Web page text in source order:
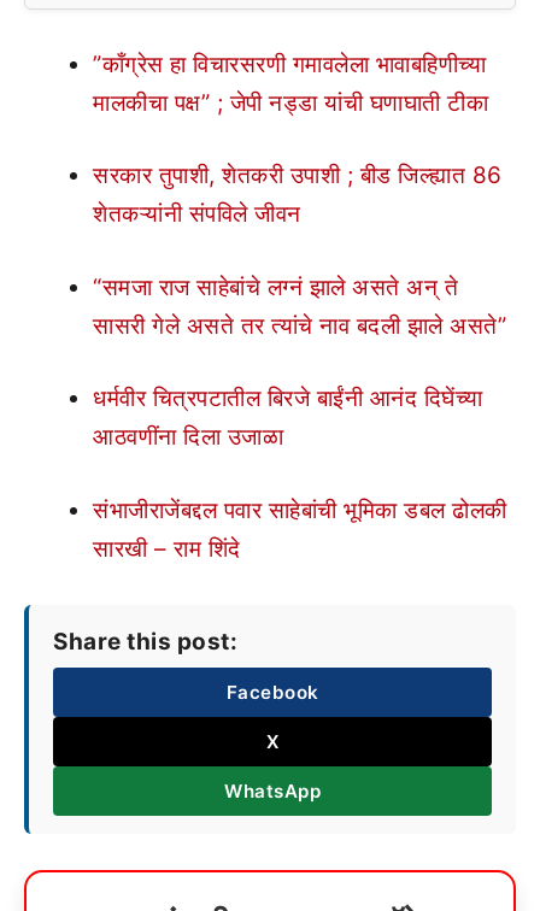
”काँग्रेस हा विचारसरणी गमावलेला भावाबहिणीच्या
मालकीचा पक्ष” ; जेपी नड्डा यांची घणाघाती टीका
सरकार तुपाशी, शेतकरी उपाशी ; बीड जिल्ह्यात 86
शेतकऱ्यांनी संपविले जीवन
“समजा राज साहेबांचे लग्नं झाले असते अन् ते
सासरी गेले असते तर त्यांचे नाव बदली झाले असते”
धर्मवीर चित्रपटातील बिरजे बाईंनी आनंद दिघेंच्या
आठवणींना दिला उजाळा
संभाजीराजेंबद्दल पवार साहेबांची भूमिका डबल ढोलकी
सारखी – राम शिंदे
Share this post:
Facebook
X
WhatsApp